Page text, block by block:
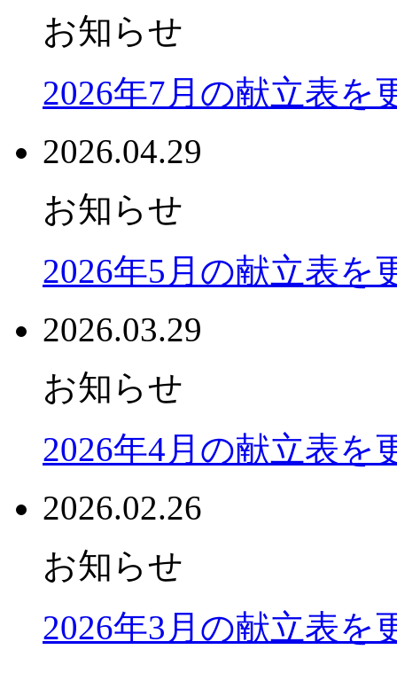
お知らせ
2026年7月の献立表を
2026.04.29
お知らせ
2026年5月の献立表を
2026.03.29
お知らせ
2026年4月の献立表を
2026.02.26
お知らせ
2026年3月の献立表を